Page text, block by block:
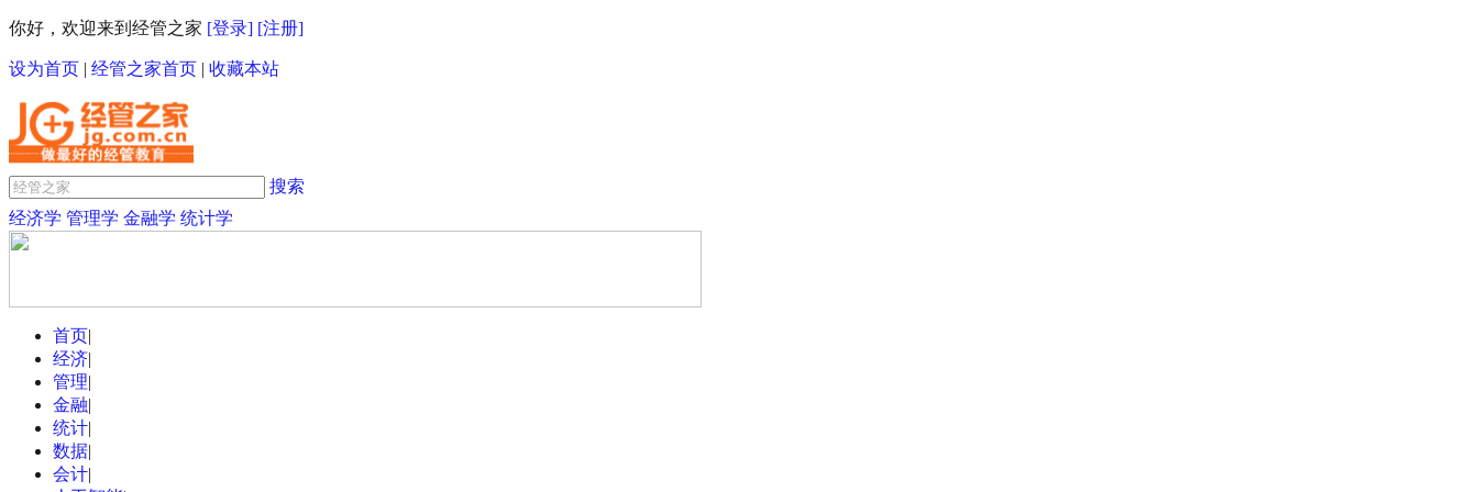
你好，欢迎来到经管之家 [登录] [注册]
设为首页 | 经管之家首页 | 收藏本站
搜索
经济学 管理学 金融学 统计学
首页|
经济|
管理|
金融|
统计|
数据|
会计|